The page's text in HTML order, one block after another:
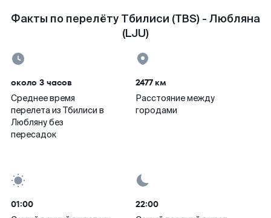
Факты по перелёту Тбилиси (TBS) - Любляна
(LJU)
около 3 часов
Среднее время
перелета из Тбилиси в
Любляну без
пересадок
2477 км
Расстояние между
городами
01:00 22:00